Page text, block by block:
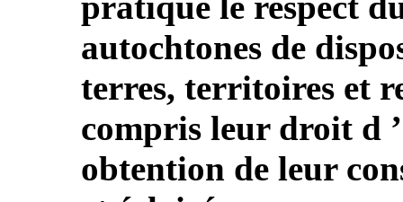
autochtones de
terres, territoires et
compris leur droit d
obtention de leur